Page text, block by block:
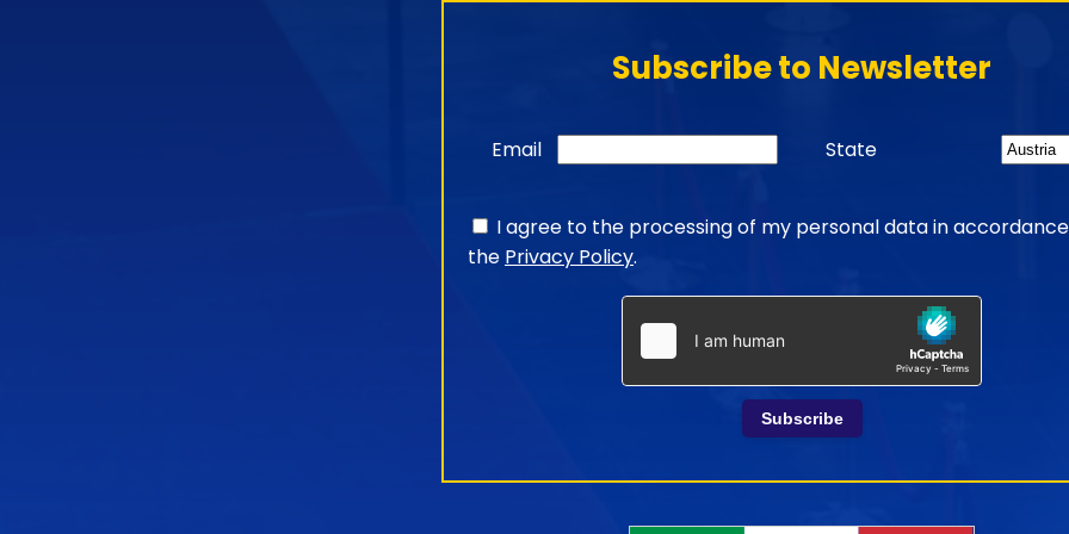
Subscribe to Newsletter
Email State
I agree to the processing of my personal data in
the Privacy Policy.
Subscribe